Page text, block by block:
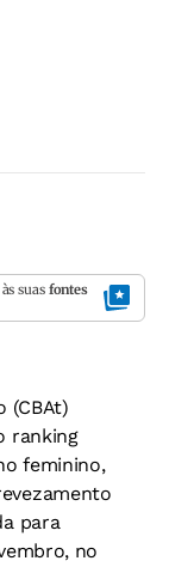
suas fontes
(CBAt)
ranking
feminino,
para
no